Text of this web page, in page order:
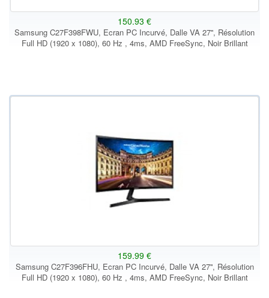
150.93 €
Samsung C27F398FWU, Ecran PC Incurvé, Dalle VA 27'', Résolution
Full HD (1920 x 1080), 60 Hz , 4ms, AMD FreeSync, Noir Brillant
159.99 €
Samsung C27F396FHU, Ecran PC Incurvé, Dalle VA 27'', Résolution
Full HD (1920 x 1080), 60 Hz , 4ms, AMD FreeSync, Noir Brillant